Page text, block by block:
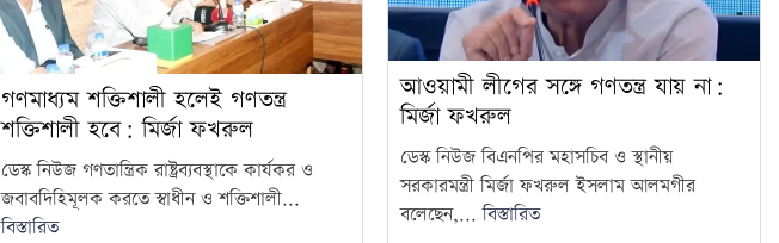
গণমাধ্যম শক্তিশালী হলেই গণতন্ত্র
শক্তিশালী হবে: মির্জা ফখরুল
ডেস্ক নিউজ গণতান্ত্রিক রাষ্ট্রব্যবস্থাকে কার্যকর ও
জবাবদিহিমূলক করতে স্বাধীন ও শক্তিশালী...
বিস্তারিত
আওয়ামী লীগের সঙ্গে গণতন্ত্র যায় না:
মির্জা ফখরুল
ডেস্ক নিউজ বিএনপির মহাসচিব ও স্থানীয়
সরকারমন্ত্রী মির্জা ফখরুল ইসলাম আলমগীর
বলেছেন,...বিস্তারিত